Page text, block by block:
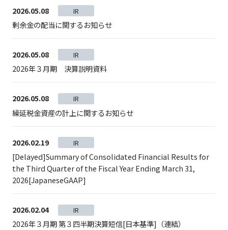
2026.05.08 IR
剰余金の配当に関するお知らせ
2026.05.08 IR
2026年３月期 決算説明資料
2026.05.08 IR
繰延税金資産の計上に関するお知らせ
2026.02.19 IR
[Delayed]Summary of Consolidated Financial Results for
the Third Quarter of the Fiscal Year Ending March 31,
2026[JapaneseGAAP]
2026.02.04 IR
2026年３月期 第３四半期決算短信[日本基準]（連結）